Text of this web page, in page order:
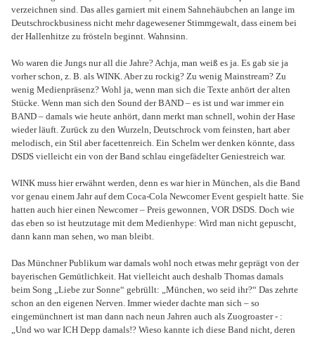
verzeichnen sind. Das alles garniert mit einem Sahnehäubchen an lange im
Deutschrockbusiness nicht mehr dagewesener Stimmgewalt, dass einem bei
der Hallenhitze zu frösteln beginnt. Wahnsinn.
Wo waren die Jungs nur all die Jahre? Achja, man weiß es ja. Es gab sie ja
vorher schon, z. B. als WINK. Aber zu rockig? Zu wenig Mainstream? Zu
wenig Medienpräsenz? Wohl ja, wenn man sich die Texte anhört der alten
Stücke. Wenn man sich den Sound der BAND – es ist und war immer ein
BAND – damals wie heute anhört, dann merkt man schnell, wohin der Hase
wieder läuft. Zurück zu den Wurzeln, Deutschrock vom feinsten, hart aber
melodisch, ein Stil aber facettenreich. Ein Schelm wer denken könnte, dass
DSDS vielleicht ein von der Band schlau eingefädelter Geniestreich war.
WINK muss hier erwähnt werden, denn es war hier in München, als die Band
vor genau einem Jahr auf dem Coca-Cola Newcomer Event gespielt hatte. Sie
hatten auch hier einen Newcomer – Preis gewonnen, VOR DSDS. Doch wie
das eben so ist heutzutage mit dem Medienhype: Wird man nicht gepuscht,
dann kann man sehen, wo man bleibt.
Das Münchner Publikum war damals wohl noch etwas mehr geprägt von der
bayerischen Gemütlichkeit. Hat vielleicht auch deshalb Thomas damals
beim Song „Liebe zur Sonne“ gebrüllt: „München, wo seid ihr?“ Das zehrte
schon an den eigenen Nerven. Immer wieder dachte man sich – so
eingemünchnert ist man dann nach neun Jahren auch als Zuogroaster - :
„Und wo war ICH Depp damals!? Wieso kannte ich diese Band nicht, deren